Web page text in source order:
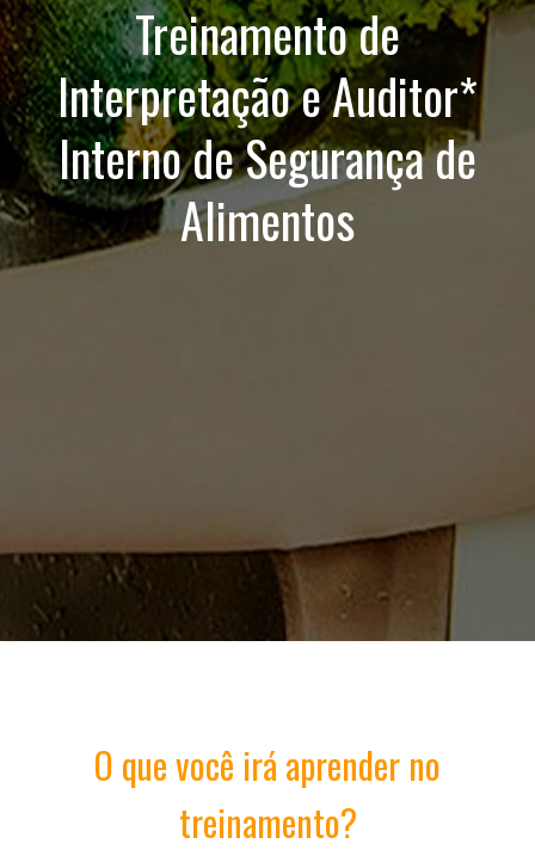
Treinamento de
Interpretação e Auditor*
Interno de Segurança de
Alimentos
O que você irá aprender no
treinamento?